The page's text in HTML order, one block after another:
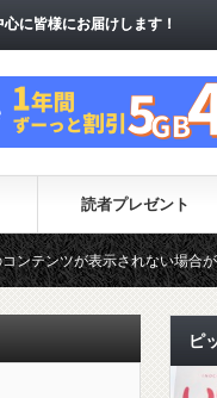
に皆様にお届けします！
に皆様にお届けします！
読者プレゼント
合があります。（一時的に最
ピ